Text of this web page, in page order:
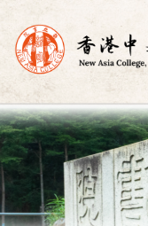
Skip
to
content